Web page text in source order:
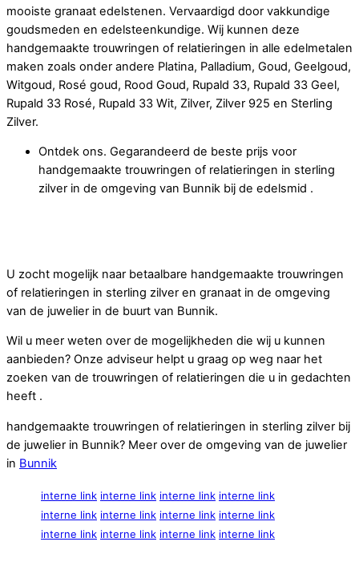
mooiste granaat edelstenen. Vervaardigd door vakkundige
goudsmeden en edelsteenkundige. Wij kunnen deze
handgemaakte trouwringen of relatieringen in alle edelmetalen
maken zoals onder andere Platina, Palladium, Goud, Geelgoud,
Witgoud, Rosé goud, Rood Goud, Rupald 33, Rupald 33 Geel,
Rupald 33 Rosé, Rupald 33 Wit, Zilver, Zilver 925 en Sterling
Zilver.
Ontdek ons. Gegarandeerd de beste prijs voor
handgemaakte trouwringen of relatieringen in sterling
zilver in de omgeving van Bunnik bij de edelsmid .
U zocht mogelijk naar betaalbare handgemaakte trouwringen
of relatieringen in sterling zilver en granaat in de omgeving
van de juwelier in de buurt van Bunnik.
Wil u meer weten over de mogelijkheden die wij u kunnen
aanbieden? Onze adviseur helpt u graag op weg naar het
zoeken van de trouwringen of relatieringen die u in gedachten
heeft .
handgemaakte trouwringen of relatieringen in sterling zilver bij
de juwelier in Bunnik? Meer over de omgeving van de juwelier
in Bunnik
interne link interne link interne link interne link
interne link interne link interne link interne link
interne link interne link interne link interne link